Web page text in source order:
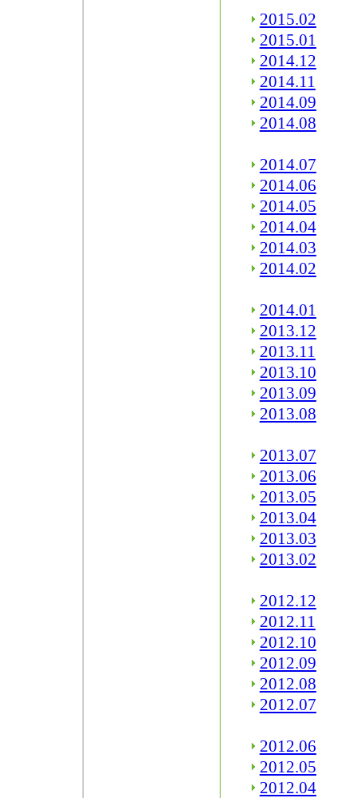
2015.02
2015.01
2014.12
2014.11
2014.09
2014.08
2014.07
2014.06
2014.05
2014.04
2014.03
2014.02
2014.01
2013.12
2013.11
2013.10
2013.09
2013.08
2013.07
2013.06
2013.05
2013.04
2013.03
2013.02
2012.12
2012.11
2012.10
2012.09
2012.08
2012.07
2012.06
2012.05
2012.04